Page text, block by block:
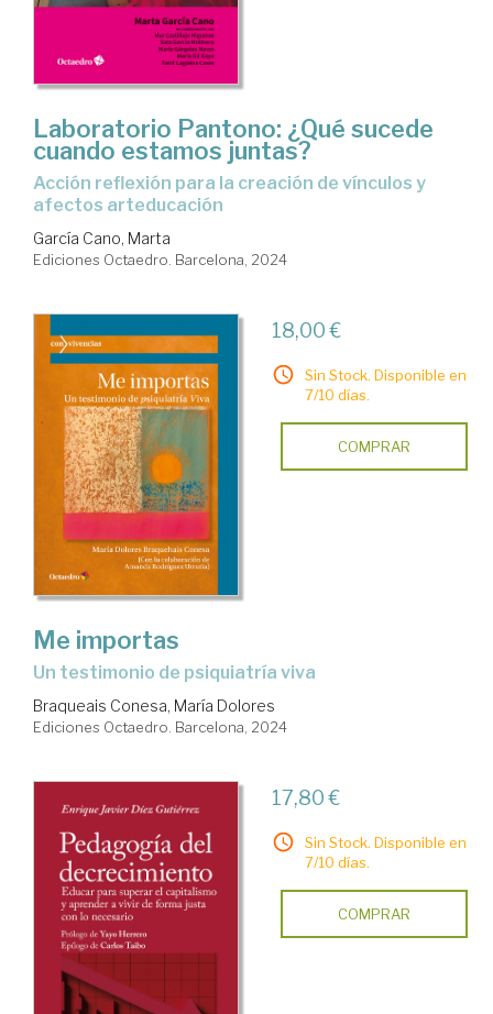
Laboratorio Pantono: ¿Qué sucede
cuando estamos juntas?
Acción reflexión para la creación de vínculos y
afectos arteducación
García Cano, Marta
Ediciones Octaedro. Barcelona, 2024
18,00 €
Sin Stock. Disponible en
7/10 días.
COMPRAR
Me importas
Un testimonio de psiquiatría viva
Braqueais Conesa, María Dolores
Ediciones Octaedro. Barcelona, 2024
17,80 €
Sin Stock. Disponible en
7/10 días.
COMPRAR